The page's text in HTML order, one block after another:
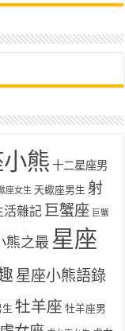
熊 十二星座男
座女生 天蠍座男生 射
活雜記 巨蟹座 巨蟹
熊之最 星座
星座小熊語錄
生 牡羊座 牡羊座男